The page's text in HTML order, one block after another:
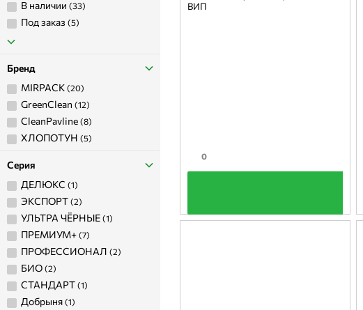
в наличии (33)
под заказ (5)
Бренд
MIRPACK (20)
GreenClean (12)
CleanPavline (8)
ХЛОПОТУН (5)
Серия
ДЕЛЮКС (1)
ЭКСПОРТ (2)
УЛЬТРА ЧЁРНЫЕ (1)
ПРЕМИУМ+ (7)
ПРОФЕССИОНАЛ (2)
БИО (2)
СТАНДАРТ (1)
добрыня (1)
ВИП
0